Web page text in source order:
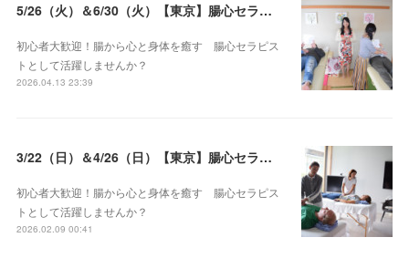
5/26（火）＆6/30（火）【東京】腸心セラピスト養成コース《２日間コース》開講決定
初心者大歓迎！腸から心と身体を癒す 腸心セラピス
トとして活躍しませんか？
2026.04.13 23:39
3/22（日）＆4/26（日）【東京】腸心セラピスト養成コース《２日間コース》開講決定
初心者大歓迎！腸から心と身体を癒す 腸心セラピス
トとして活躍しませんか？
2026.02.09 00:41